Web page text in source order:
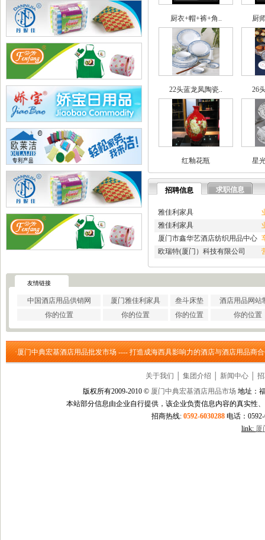
·兄弟网络公司
·海腾高修工程有限公司
深圳市讯搜科技有限公司
·如皋市久恒机械制造有限公..
· 宜居佳美家具有限公司
淄博蓝剑新材科技羟基乙腈..
·深圳市石英建材工程有限公..
武汉南瑞电气有限公司
·深圳凯旋国际旅行社有限公..
· 重庆天鹰起重机械有限公司
·宁波高新区克法拉电子科技..
·内蒙古铁骑村
·深圳市新魅影科技有限公司
·香港欧世敦集团有限公司
· 东莞市长岩润滑油有限公司
苏州朗玛过滤器材有限公司
聊城正亿金属材料有限公司
·河南省华升矿机有限公司
·高锋新颖建材（苏州）有限..
广州劲封行工程机械有限公..
巩义市瑞祥供水材料有限公..
洛阳大泉水处理设备有限公..
上海信衡电子地磅模块台秤..
·郑州大沽贸易有限公司
·东莞市立达信皮革有限公司
·深圳市元世通电子有限公司
·深圳市讯能电子有限公司
泰州市多妮士机械制造有限..
东莞市幸运（广印牌）印花..
厨衣+帽+裤+角.. 厨
22头蓝龙凤陶瓷.. 26
红釉花瓶 星
招聘信息 求职信息
雅佳利家具
雅佳利家具
厦门市鑫华艺酒店纺织用品中心
欧瑞特(厦门）科技有限公司
友情链接
中国酒店用品供销网 厦门雅佳利家具 叁斗床垫
酒店用品网站
你的位置
你的位置 你的位置 你的位置
·厦门中典宏基酒店用品批发市场 ---- 打造成海西具影响力的酒店与酒店用品商
关于我们 集团介绍 新闻中心│
版权所有2009-2010 © 厦门中典宏基酒店用品市场 地址：
本站部分信息由企业自行提供，该企业负责信息内容的真实性
招商热线: 0592-6030288 电话：
link: 厦